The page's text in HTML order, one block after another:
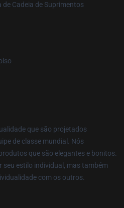
de Cadeia de Suprimentos
que são projetados
de classe mundial. Nós
que são elegantes e bonitos.
estilo individual, mas também
com os outros.